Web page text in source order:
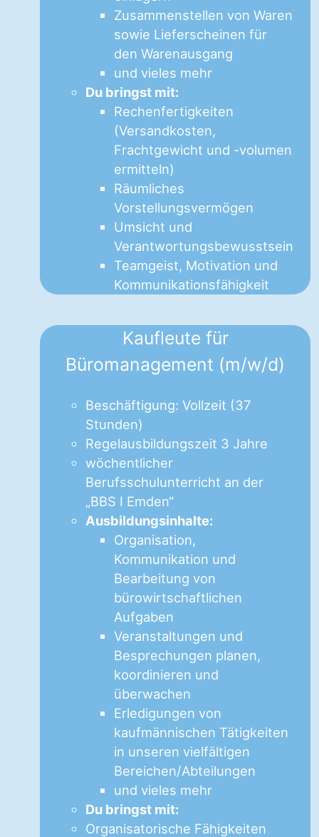
Zusammenstellen von Waren
sowie Lieferscheinen für
den Warenausgang
und vieles mehr
Du bringst mit:
Rechenfertigkeiten
(Versandkosten,
Frachtgewicht und -volumen
ermitteln)
Räumliches
Vorstellungsvermögen
Umsicht und
Verantwortungsbewusstsein
Teamgeist, Motivation und
Kommunikationsfähigkeit
Kaufleute für
Büromanagement (m/w/d)
Beschäftigung: Vollzeit (37
Stunden)
Regelausbildungszeit 3 Jahre
wöchentlicher
Berufsschulunterricht an der
„BBS I Emden“
Ausbildungsinhalte:
Organisation,
Kommunikation und
Bearbeitung von
bürowirtschaftlichen
Aufgaben
Veranstaltungen und
Besprechungen planen,
koordinieren und
überwachen
Erledigungen von
kaufmännischen Tätigkeiten
in unseren vielfältigen
Bereichen/Abteilungen
und vieles mehr
Du bringst mit:
Organisatorische Fähigkeiten